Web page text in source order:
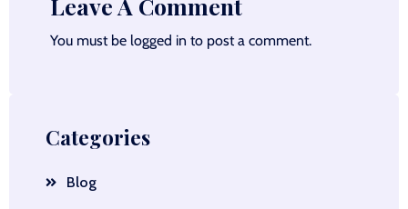
You must be logged in to post a comment.
Categories
Blog